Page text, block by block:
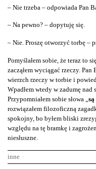
– Nie trzeba – odpowiada Pan
– Na pewno? – dopytuję się.
– Nie. Proszę otworzyć torbę –
Pomyślałem sobie, że teraz to
zacząłem wyciągać rzeczy.
wierzch rzeczy w torbie i
Wpadłem wtedy w zadumę nad
Przypomniałem sobie słowa „
rozwiązałem filozoficzną
spokojny, bo byłem bliski
względu na tę bramkę i
niesłuszne.
inne